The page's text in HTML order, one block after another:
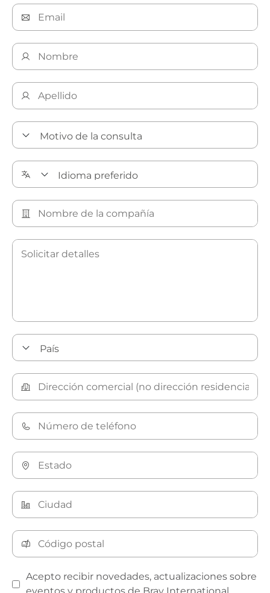
Acepto recibir novedades, actualizaciones sobre